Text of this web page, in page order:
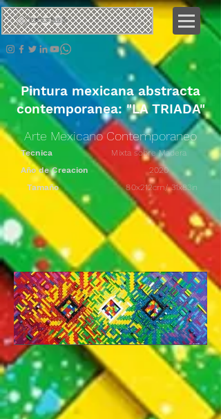
尼奥克罗地亚语
Pintura mexicana abstracta
contemporanea: "LA TRIADA"
Arte Mexicano Contemporaneo
Tecnica
Mixta sobre Madera
Año de Creacion
Tamaño
2020
80x212cm/ 31x83in